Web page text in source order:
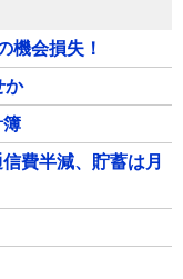
機会損失！
か
簿
費半減、貯蓄は月